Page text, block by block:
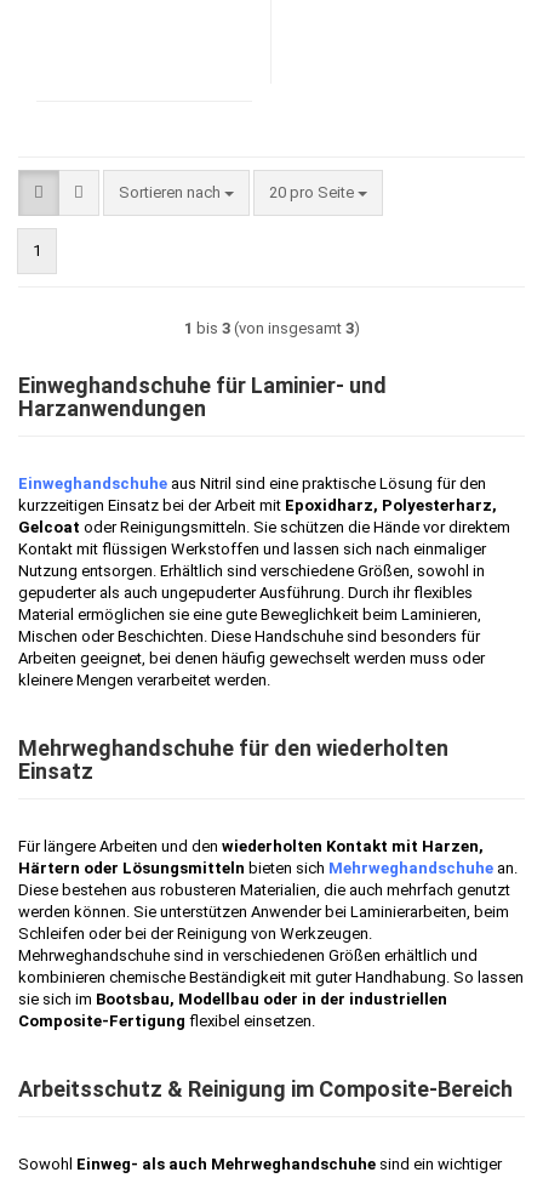
Sortieren nach
Sortieren nach 20 pro Seite
pro Seite
1
1 bis 3(von insgesamt 3)
Einweghandschuhe für Laminier- und
Harzanwendungen
Einweghandschuhe aus Nitril sind eine praktische Lösung für den
kurzzeitigen Einsatz bei der Arbeit mit Epoxidharz, Polyesterharz,
Gelcoat oder Reinigungsmitteln. Sie schützen die Hände vor direktem
Kontakt mit flüssigen Werkstoffen und lassen sich nach einmaliger
Nutzung entsorgen. Erhältlich sind verschiedene Größen, sowohl in
gepuderter als auch ungepuderter Ausführung. Durch ihr flexibles
Material ermöglichen sie eine gute Beweglichkeit beim Laminieren,
Mischen oder Beschichten. Diese Handschuhe sind besonders für
Arbeiten geeignet, bei denen häufig gewechselt werden muss oder
kleinere Mengen verarbeitet werden.
Mehrweghandschuhe für den wiederholten
Einsatz
Für längere Arbeiten und den wiederholten Kontakt mit Harzen,
Härtern oder Lösungsmitteln bieten sich Mehrweghandschuhe an.
Diese bestehen aus robusteren Materialien, die auch mehrfach genutzt
werden können. Sie unterstützen Anwender bei Laminierarbeiten, beim
Schleifen oder bei der Reinigung von Werkzeugen.
Mehrweghandschuhe sind in verschiedenen Größen erhältlich und
kombinieren chemische Beständigkeit mit guter Handhabung. So lassen
sie sich im Bootsbau, Modellbau oder in der industriellen
Composite-Fertigung flexibel einsetzen.
Arbeitsschutz & Reinigung im Composite-Bereich
Sowohl Einweg- als auch Mehrweghandschuhe sind ein wichtiger